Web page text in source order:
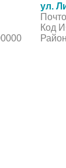
ул.
Код